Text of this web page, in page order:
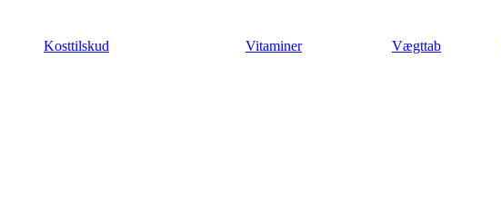
indholdKosttilskud Vitaminer Vægttab